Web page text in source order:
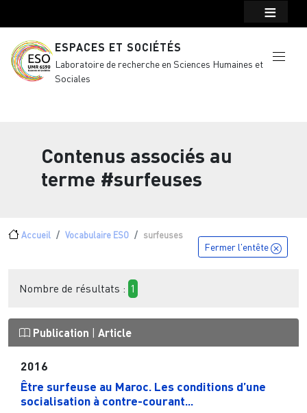
ESPACES ET SOCIÉTÉS
Laboratoire de recherche en Sciences Humaines et
Sociales
Contenus associés au
terme #surfeuses
Fil d'Ariane
Accueil Vocabulaire ESO surfeuses
Fermer l'entête
Nombre de résultats : 1
Publication Article
2016
Être surfeuse au Maroc. Les conditions d’une
socialisation à contre-courant...